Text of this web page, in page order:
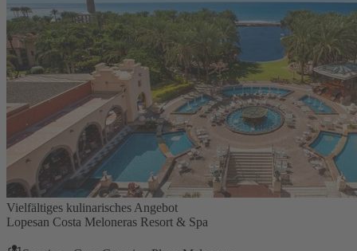
Vielfältiges kulinarisches Angebot
Lopesan Costa Meloneras Resort & Spa